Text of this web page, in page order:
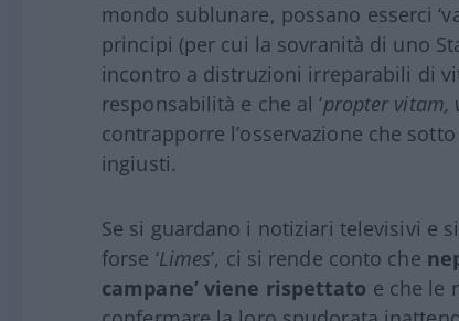
mondo sublunare, possano esserci
principi (per cui la sovranità di uno
incontro a distruzioni irreparabili di
responsabilità e che al ‘propter vitam,
contrapporre l’osservazione che
ingiusti.
Se si guardano i notiziari televisivi e
forse ‘Limes’, ci si rende conto che
campane’ viene rispettato e che le